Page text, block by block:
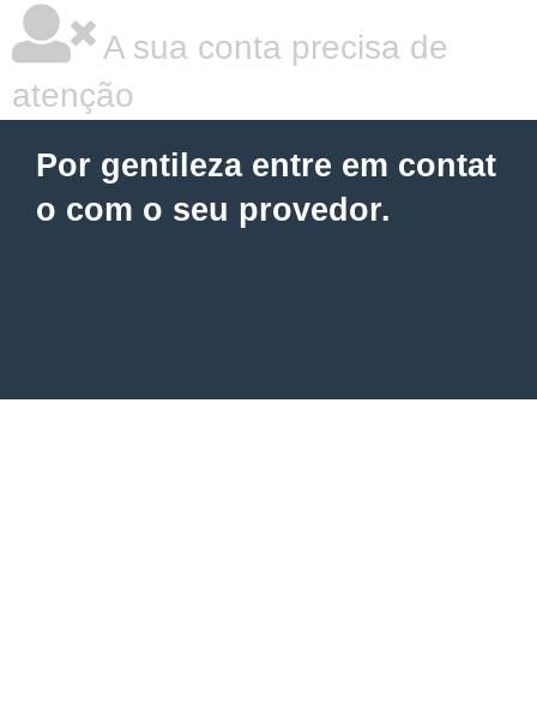
A sua conta precisa de
atenção
Por gentileza entre em contat
o com o seu provedor.